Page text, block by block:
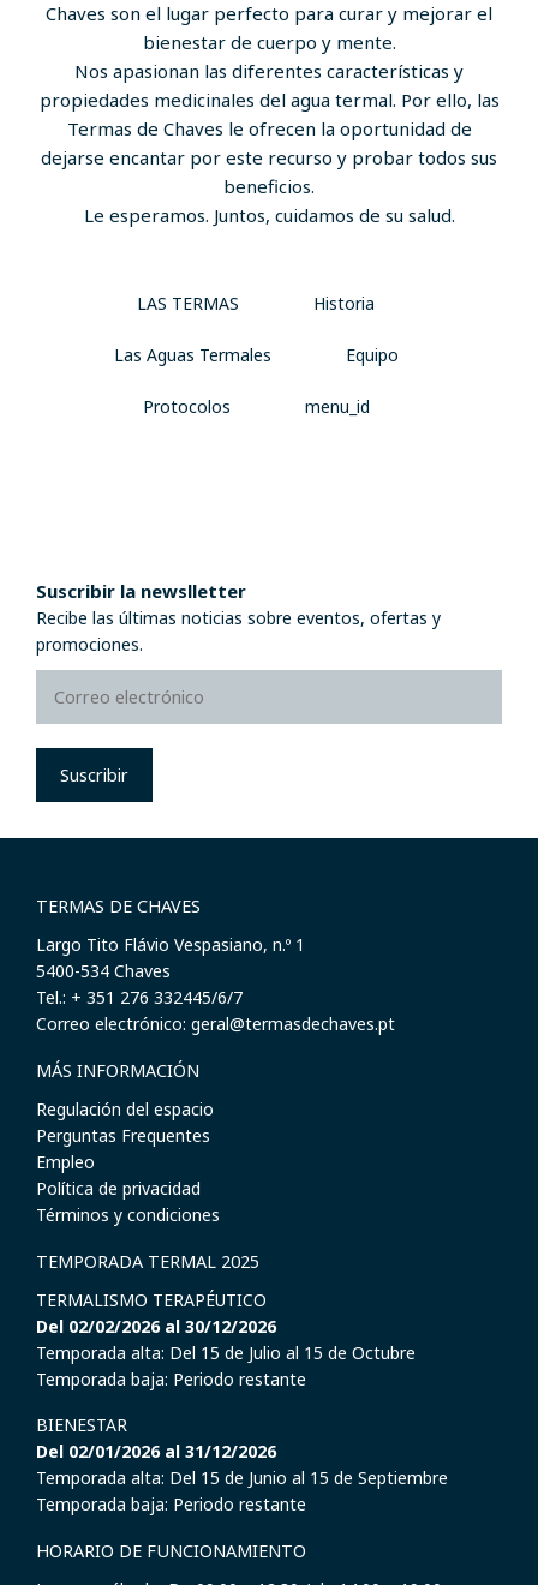
Chaves son el lugar perfecto para curar y mejorar el
bienestar de cuerpo y mente.
Nos apasionan las diferentes características y
propiedades medicinales del agua termal. Por ello, las
Termas de Chaves le ofrecen la oportunidad de
dejarse encantar por este recurso y probar todos sus
beneficios.
Le esperamos. Juntos, cuidamos de su salud.
LAS TERMAS Historia
Las Aguas Termales Equipo
Protocolos menu_id
Suscribir la newslletter
Recibe las últimas noticias sobre eventos, ofertas y
promociones.
Suscribir
TERMAS DE CHAVES
Largo Tito Flávio Vespasiano, n.º 1
​5400-534 Chaves
Tel.: + 351 276 332445/6/7
Correo electrónico: geral@termasdechaves.pt
MÁS INFORMACIÓN
Regulación del espacio
Perguntas Frequentes
Empleo
Política de privacidad
Términos y condiciones
TEMPORADA TERMAL 2025
TERMALISMO TERAPÉUTICO
Del 02/02/2026 al 30/12/2026
Temporada alta: Del 15 de Julio al 15 de Octubre
Temporada baja: Periodo restante
BIENESTAR
Del 02/01/2026 al 31/12/2026
Temporada alta: Del 15 de Junio al 15 de Septiembre
Temporada baja: Periodo restante
HORARIO DE FUNCIONAMIENTO